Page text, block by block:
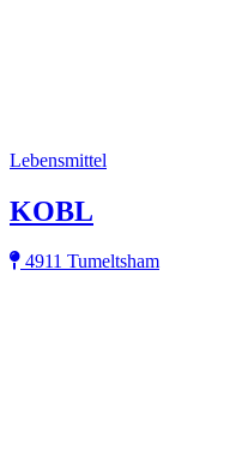
Lebensmittel
KOBL
4911 Tumeltsham